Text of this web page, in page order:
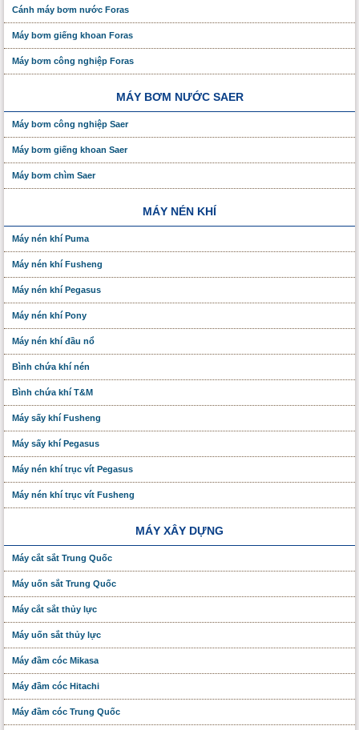
Cánh máy bơm nước Foras
Máy bơm giếng khoan Foras
Máy bơm công nghiệp Foras
MÁY BƠM NƯỚC SAER
Máy bơm công nghiệp Saer
Máy bơm giếng khoan Saer
Máy bơm chìm Saer
MÁY NÉN KHÍ
Máy nén khí Puma
Máy nén khí Fusheng
Máy nén khí Pegasus
Máy nén khí Pony
Máy nén khí đầu nổ
Bình chứa khí nén
Bình chứa khí T&M
Máy sấy khí Fusheng
Máy sấy khí Pegasus
Máy nén khí trục vít Pegasus
Máy nén khí trục vít Fusheng
MÁY XÂY DỰNG
Máy cắt sắt Trung Quốc
Máy uốn sắt Trung Quốc
Máy cắt sắt thủy lực
Máy uốn sắt thủy lực
Máy đầm cóc Mikasa
Máy đầm cóc Hitachi
Máy đầm cóc Trung Quốc